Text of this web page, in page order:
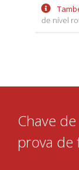
de nível
Chave
prova de